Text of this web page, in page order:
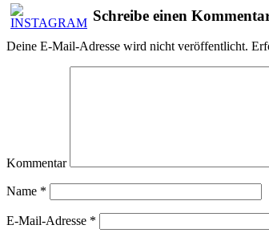
Schreibe einen
Deine E-Mail-Adresse wird nicht veröffentlicht.
Kommentar
Name *
E-Mail-Adresse *